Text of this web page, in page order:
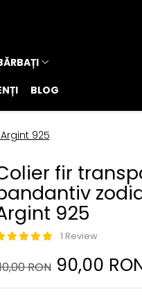
BLOG
925
fir
925
1 Review
RON 90,00